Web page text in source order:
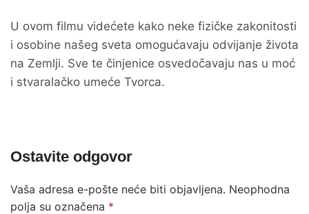
U ovom filmu videćete kako neke fizičke zakonitosti
i osobine našeg sveta omogućavaju odvijanje života
na Zemlji. Sve te činjenice osvedočavaju nas u moć
i stvaralačko umeće Tvorca.
Ostavite odgovor
Vaša adresa e-pošte neće biti objavljena. Neophodna
polja su označena *